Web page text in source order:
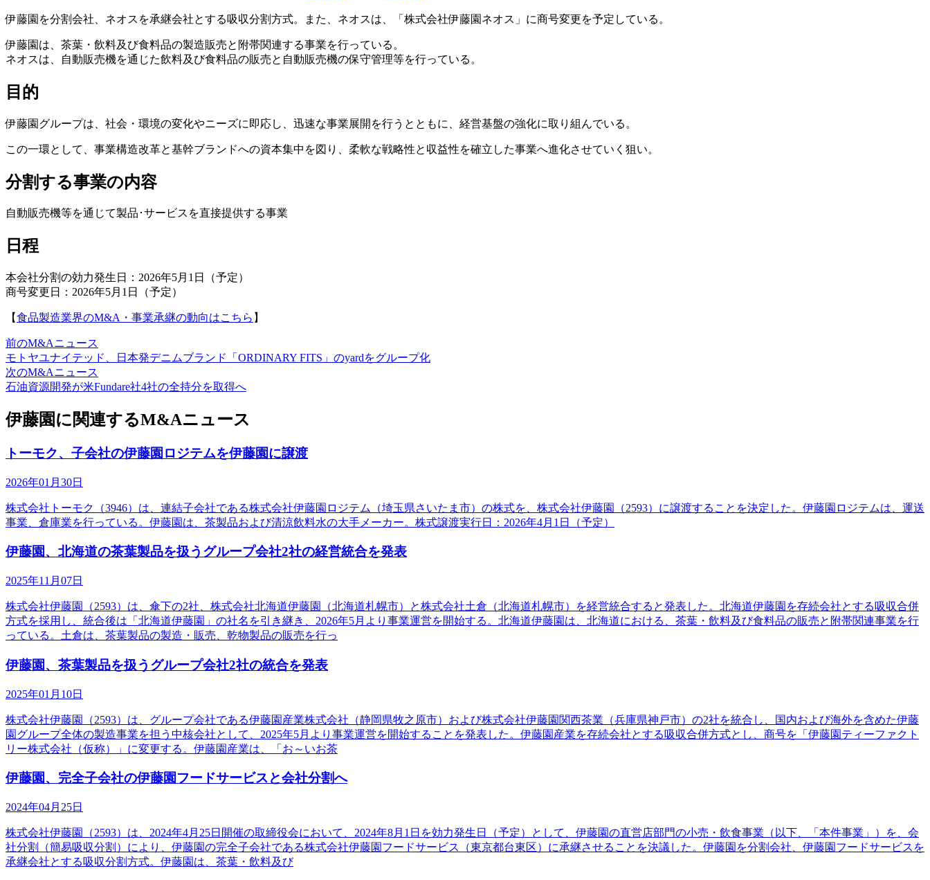
伊藤園を分割会社、ネオスを承継会社とする吸収分割方式。また、ネオスは、「株式会社伊藤園ネオス」に商号変更を予定している。
伊藤園は、茶葉・飲料及び食料品の製造販売と附帯関連する事業を行っている。
ネオスは、自動販売機を通じた飲料及び食料品の販売と自動販売機の保守管理等を行っている。
目的
伊藤園グループは、社会・環境の変化やニーズに即応し、迅速な事業展開を行うとともに、経営基盤の強化に取り組んでいる。
この一環として、事業構造改革と基幹ブランドへの資本集中を図り、柔軟な戦略性と収益性を確立した事業へ進化させていく狙い。
分割する事業の内容
自動販売機等を通じて製品･サービスを直接提供する事業
日程
本会社分割の効力発生日：2026年5月1日（予定）
商号変更日：2026年5月1日（予定）
【食品製造業界のM&A・事業承継の動向はこちら 】
前のM&Aニュース
モトヤユナイテッド、日本発デニムブランド「ORDINARY FITS」のyardをグループ化
次のM&Aニュース
石油資源開発が米Fundare社4社の全持分を取得へ
伊藤園に関連するM&Aニュース
トーモク、子会社の伊藤園ロジテムを伊藤園に譲渡
2026年01月30日
株式会社トーモク（3946）は、連結子会社である株式会社伊藤園ロジテム（埼玉県さいたま市）の株式を、株式会社伊藤園（2593）に譲渡することを決定した。伊藤園ロジテムは、運送
事業、倉庫業を行っている。伊藤園は、茶製品および清涼飲料水の大手メーカー。株式譲渡実行日：2026年4月1日（予定）
伊藤園、北海道の茶葉製品を扱うグループ会社2社の経営統合を発表
2025年11月07日
株式会社伊藤園（2593）は、傘下の2社、株式会社北海道伊藤園（北海道札幌市）と株式会社土倉（北海道札幌市）を経営統合すると発表した。北海道伊藤園を存続会社とする吸収合併
方式を採用し、統合後は「北海道伊藤園」の社名を引き継き、2026年5月より事業運営を開始する。北海道伊藤園は、北海道における、茶葉・飲料及び食料品の販売と附帯関連事業を行
っている。土倉は、茶葉製品の製造・販売、乾物製品の販売を行っ
伊藤園、茶葉製品を扱うグループ会社2社の統合を発表
2025年01月10日
株式会社伊藤園（2593）は、グループ会社である伊藤園産業株式会社（静岡県牧之原市）および株式会社伊藤園関西茶業（兵庫県神戸市）の2社を統合し、国内および海外を含めた伊藤
園グループ全体の製造事業を担う中核会社として、2025年5月より事業運営を開始することを発表した。伊藤園産業を存続会社とする吸収合併方式とし、商号を「伊藤園ティーファクト
リー株式会社（仮称）」に変更する。伊藤園産業は、「お～いお茶
伊藤園、完全子会社の伊藤園フードサービスと会社分割へ
2024年04月25日
株式会社伊藤園（2593）は、2024年4月25日開催の取締役会において、2024年8月1日を効力発生日（予定）として、伊藤園の直営店部門の小売・飲食事業（以下、「本件事業」）を、会
社分割（簡易吸収分割）により、伊藤園の完全子会社である株式会社伊藤園フードサービス（東京都台東区）に承継させることを決議した。伊藤園を分割会社、伊藤園フードサービスを
承継会社とする吸収分割方式。伊藤園は、茶葉・飲料及び